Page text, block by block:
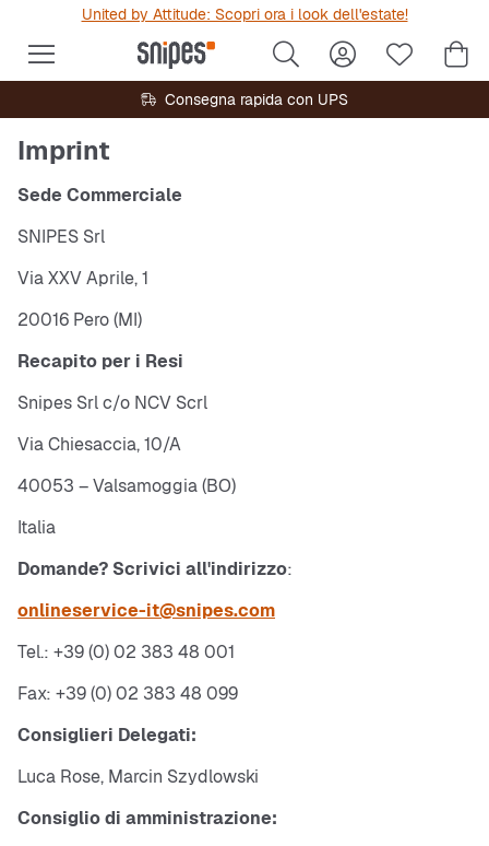
United by Attitude: Scopri ora i look dell'estate!
Consegna rapida con UPS
Imprint
Sede Commerciale
SNIPES Srl
Via XXV Aprile, 1
20016 Pero (MI)
Recapito per i Resi
Snipes Srl c/o NCV Scrl
Via Chiesaccia, 10/A
40053 – Valsamoggia (BO)
Italia
Domande? Scrivici all'indirizzo:
onlineservice-it@snipes.com
Tel.: +39 (0) 02 383 48 001
Fax: +39 (0) 02 383 48 099
Consiglieri Delegati:
Luca Rose, Marcin Szydlowski
Consiglio di amministrazione: